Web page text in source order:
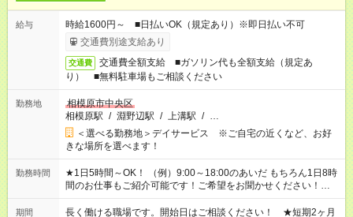
給与
時給1600円～ ■日払いOK（規定あり）※即日払い不可
交通費別途支給あり
交通費
交通費全額支給 ■ガソリン代も全額支給（規定あ
り） ■無料駐車場もご相談ください
勤務地
相模原市中央区
相模原駅 / 淵野辺駅 / 上溝駅 / …
＜選べる勤務地＞デイサービス ※ご自宅の近くなど、お好
きな場所を選べます！
勤務時間
★1日5時間～OK！ （例）9:00～18:00のあいだ もちろん1日8時
間のお仕事もご紹介可能です！ご希望をお聞かせください！★家
庭の都合でお休みが必要な場合も遠慮なくご相談ください。 ※
週最低15時間以上の勤務が必要です
期間
長く働ける職場です。開始日はご相談ください！ ★短期2ヶ月